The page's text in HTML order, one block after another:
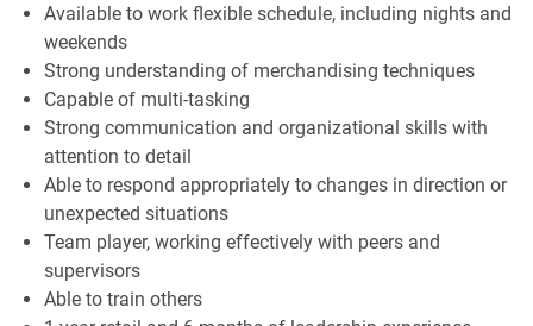
Available to work flexible schedule, including nights and
weekends
Strong understanding of merchandising techniques
Capable of multi-tasking
Strong communication and organizational skills with
attention to detail
Able to respond appropriately to changes in direction or
unexpected situations
Team player, working effectively with peers and
supervisors
Able to train others